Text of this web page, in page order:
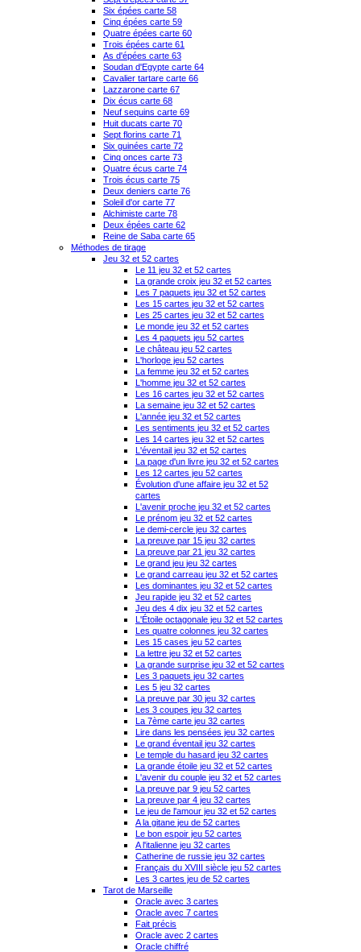
Six épées carte 58
Cinq épées carte 59
Quatre épées carte 60
Trois épées carte 61
As d'épées carte 63
Soudan d'Egypte carte 64
Cavalier tartare carte 66
Lazzarone carte 67
Dix écus carte 68
Neuf sequins carte 69
Huit ducats carte 70
Sept florins carte 71
Six guinées carte 72
Cinq onces carte 73
Quatre écus carte 74
Trois écus carte 75
Deux deniers carte 76
Soleil d'or carte 77
Alchimiste carte 78
Deux épées carte 62
Reine de Saba carte 65
Méthodes de tirage
Jeu 32 et 52 cartes
Le 11 jeu 32 et 52 cartes
La grande croix jeu 32 et 52 cartes
Les 7 paquets jeu 32 et 52 cartes
Les 15 cartes jeu 32 et 52 cartes
Les 25 cartes jeu 32 et 52 cartes
Le monde jeu 32 et 52 cartes
Les 4 paquets jeu 52 cartes
Le château jeu 52 cartes
L'horloge jeu 52 cartes
La femme jeu 32 et 52 cartes
L'homme jeu 32 et 52 cartes
Les 16 cartes jeu 32 et 52 cartes
La semaine jeu 32 et 52 cartes
L'année jeu 32 et 52 cartes
Les sentiments jeu 32 et 52 cartes
Les 14 cartes jeu 32 et 52 cartes
L'éventail jeu 32 et 52 cartes
La page d'un livre jeu 32 et 52 cartes
Les 12 cartes jeu 52 cartes
Évolution d'une affaire jeu 32 et 52
cartes
L'avenir proche jeu 32 et 52 cartes
Le prénom jeu 32 et 52 cartes
Le demi-cercle jeu 32 cartes
La preuve par 15 jeu 32 cartes
La preuve par 21 jeu 32 cartes
Le grand jeu jeu 32 cartes
Le grand carreau jeu 32 et 52 cartes
Les dominantes jeu 32 et 52 cartes
Jeu rapide jeu 32 et 52 cartes
Jeu des 4 dix jeu 32 et 52 cartes
L'Étoile octagonale jeu 32 et 52 cartes
Les quatre colonnes jeu 32 cartes
Les 15 cases jeu 52 cartes
La lettre jeu 32 et 52 cartes
La grande surprise jeu 32 et 52 cartes
Les 3 paquets jeu 32 cartes
Les 5 jeu 32 cartes
La preuve par 30 jeu 32 cartes
Les 3 coupes jeu 32 cartes
La 7ème carte jeu 32 cartes
Lire dans les pensées jeu 32 cartes
Le grand éventail jeu 32 cartes
Le temple du hasard jeu 32 cartes
La grande étoile jeu 32 et 52 cartes
L'avenir du couple jeu 32 et 52 cartes
La preuve par 9 jeu 52 cartes
La preuve par 4 jeu 32 cartes
Le jeu de l'amour jeu 32 et 52 cartes
A la gitane jeu de 52 cartes
Le bon espoir jeu 52 cartes
A l'italienne jeu 32 cartes
Catherine de russie jeu 32 cartes
Français du XVIII siècle jeu 52 cartes
Les 3 cartes jeu de 52 cartes
Tarot de Marseille
Oracle avec 3 cartes
Oracle avec 7 cartes
Fait précis
Oracle avec 2 cartes
Oracle chiffré